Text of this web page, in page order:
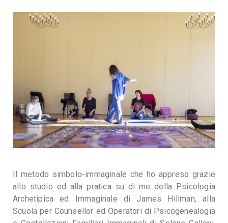
Il metodo simbolo-immaginale che ho appreso grazie
allo studio ed alla pratica su di me della Psicologia
Archetipica ed Immaginale di James Hillman, alla
Scuola per Counsellor ed Operatori di Psicogenealogia